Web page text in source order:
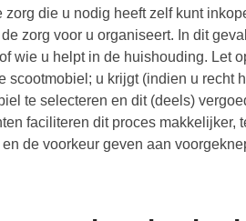
die u nodig heeft zelf kunt
zorg voor u organiseert. In dit
wie u helpt in de huishouding. Let
u krijgt (indien u recht
te selecteren en dit (deels)
faciliteren dit proces makkelijker,
de voorkeur geven aan